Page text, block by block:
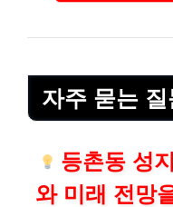
자주 묻는 질
등촌동 성
와 미래 전망